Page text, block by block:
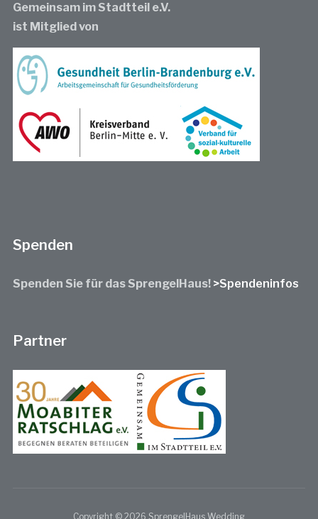
Gemeinsam im Stadtteil e.V.
ist Mitglied von
Spenden
Spenden Sie für das SprengelHaus! >Spendeninfos
Partner
Copyright © 2026 SprengelHaus Wedding